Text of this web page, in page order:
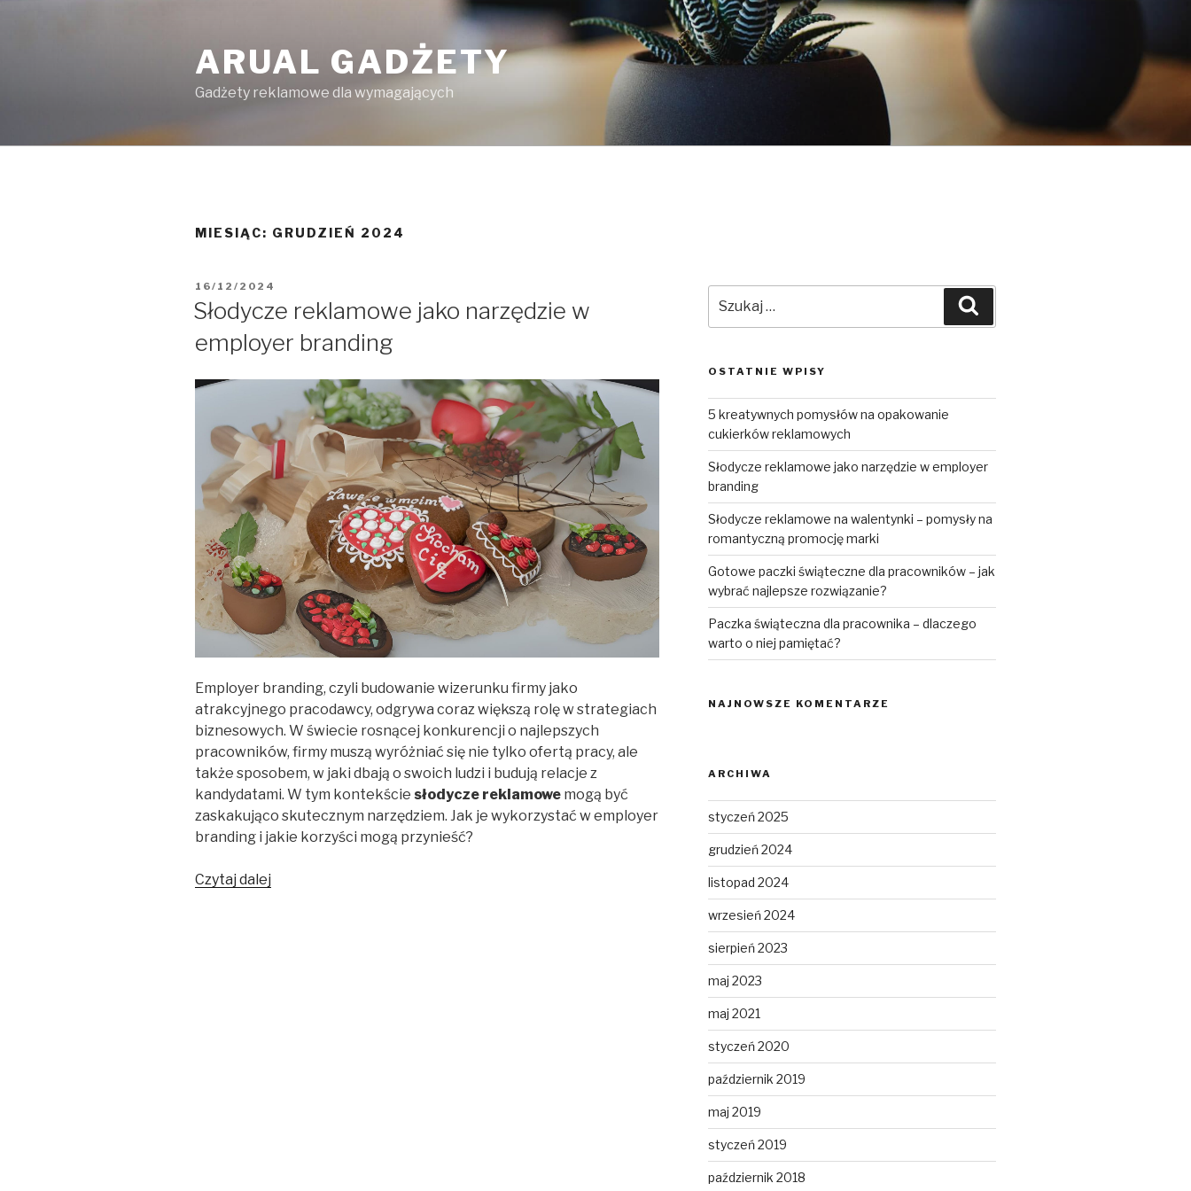
ARUAL GADŻETY
Gadżety reklamowe dla wymagających
MIESIĄC: GRUDZIEŃ 2024
OPUBLIKOWANE
W
16/12/2024
Słodycze reklamowe jako narzędzie w
employer branding
Employer branding, czyli budowanie wizerunku firmy jako
atrakcyjnego pracodawcy, odgrywa coraz większą rolę w strategiach
biznesowych. W świecie rosnącej konkurencji o najlepszych
pracowników, firmy muszą wyróżniać się nie tylko ofertą pracy, ale
także sposobem, w jaki dbają o swoich ludzi i budują relacje z
kandydatami. W tym kontekście słodycze reklamowe mogą być
zaskakująco skutecznym narzędziem. Jak je wykorzystać w employer
branding i jakie korzyści mogą przynieść?
Czytaj dalej
OSTATNIE WPISY
5 kreatywnych pomysłów na opakowanie
cukierków reklamowych
Słodycze reklamowe jako narzędzie w employer
branding
Słodycze reklamowe na walentynki – pomysły na
romantyczną promocję marki
Gotowe paczki świąteczne dla pracowników – jak
wybrać najlepsze rozwiązanie?
Paczka świąteczna dla pracownika – dlaczego
warto o niej pamiętać?
NAJNOWSZE KOMENTARZE
ARCHIWA
styczeń 2025
grudzień 2024
listopad 2024
wrzesień 2024
sierpień 2023
maj 2023
maj 2021
styczeń 2020
październik 2019
maj 2019
styczeń 2019
październik 2018